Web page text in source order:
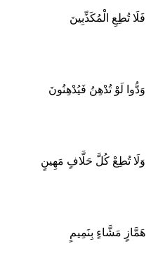
فَلَا تُطِعِ الْمُكَذِّبِينَ
وَدُّوا لَوْ تُدْهِنُ فَيُدْهِنُونَ
وَلَا تُطِعْ كُلَّ حَلَّافٍ مَهِينٍ
هَمَّازٍ مَشَّاءٍ بِنَمِيمٍ